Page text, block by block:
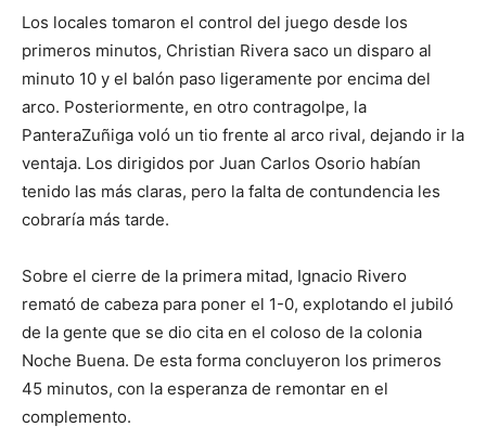
Los locales tomaron el control del juego desde los
primeros minutos, Christian Rivera saco un disparo al
minuto 10 y el balón paso ligeramente por encima del
arco. Posteriormente, en otro contragolpe, la
PanteraZuñiga voló un tio frente al arco rival, dejando ir la
ventaja. Los dirigidos por Juan Carlos Osorio habían
tenido las más claras, pero la falta de contundencia les
cobraría más tarde.
Sobre el cierre de la primera mitad, Ignacio Rivero
remató de cabeza para poner el 1-0, explotando el jubiló
de la gente que se dio cita en el coloso de la colonia
Noche Buena. De esta forma concluyeron los primeros
45 minutos, con la esperanza de remontar en el
complemento.